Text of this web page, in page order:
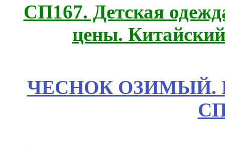
СП167. Детская
цены.
ЧЕСНОК ОЗИМЫЙ.